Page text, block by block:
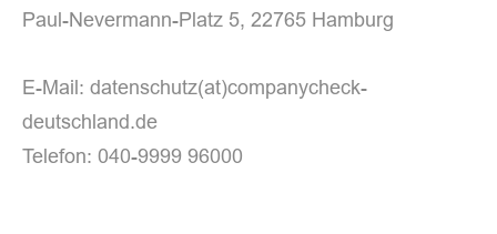
Paul-Nevermann-Platz 5, 22765 Hamburg
E-Mail: datenschutz(at)companycheck-
deutschland.de
Telefon: 040-9999 96000